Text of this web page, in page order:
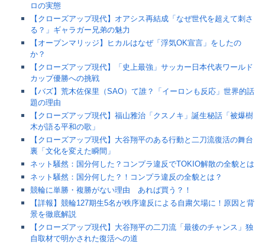
ロの実態
【クローズアップ現代】オアシス再結成「なぜ世代を超えて刺さ
る？」ギャラガー兄弟の魅力
【オープンマリッジ】ヒカルはなぜ「浮気OK宣言」をしたの
か？
【クローズアップ現代】「史上最強」サッカー日本代表ワールド
カップ優勝への挑戦
【バズ】荒木佐保里（SAO）て誰？「イーロンも反応」世界的話
題の理由
【クローズアップ現代】福山雅治「クスノキ」誕生秘話「被爆樹
木が語る平和の歌」
【クローズアップ現代】大谷翔平のある行動と二刀流復活の舞台
裏「文化を変えた瞬間」
ネット騒然：国分何した？コンプラ違反でTOKIO解散の全貌とは
ネット騒然：国分何した？！コンプラ違反の全貌とは？
競輪に単勝・複勝がない理由 あれば買う？！
【詳報】競輪127期生5名が秩序違反による自粛欠場に！原因と背
景を徹底解説
【クローズアップ現代】大谷翔平の二刀流「最後のチャンス」独
自取材で明かされた復活への道